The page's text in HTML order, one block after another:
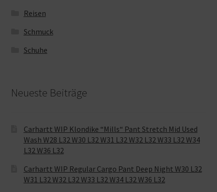
Reisen
Schmuck
Schuhe
Neueste Beiträge
Carhartt WIP Klondike “Mills“ Pant Stretch Mid Used
Wash W28 L32 W30 L32 W31 L32 W32 L32 W33 L32 W34
L32 W36 L32
Carhartt WIP Regular Cargo Pant Deep Night W30 L32
W31 L32 W32 L32 W33 L32 W34 L32 W36 L32